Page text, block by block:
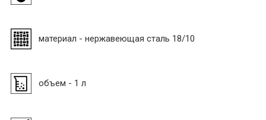
материал - нержавеющая сталь 18/10
объем - 1 л